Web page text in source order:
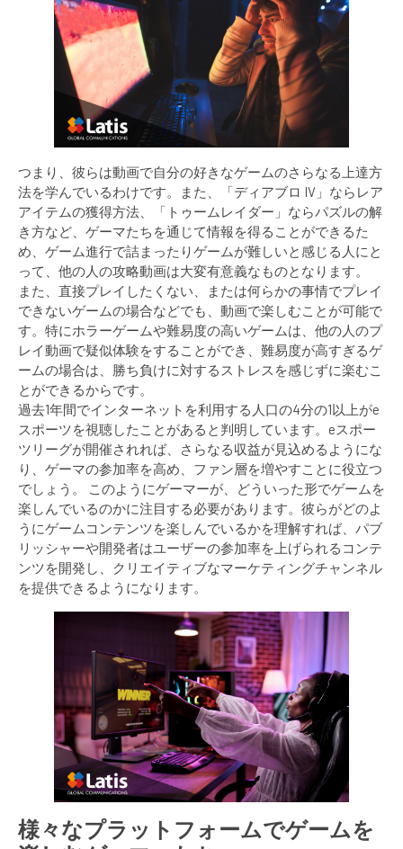
つまり、彼らは動画で自分の好きなゲームのさらなる上達方
法を学んでいるわけです。また、「ディアブロ IV」ならレア
アイテムの獲得方法、「トゥームレイダー」ならパズルの解
き方など、ゲーマたちを通じて情報を得ることができるた
め、ゲーム進行で詰まったりゲームが難しいと感じる人にと
って、他の人の攻略動画は大変有意義なものとなります。
また、直接プレイしたくない、または何らかの事情でプレイ
できないゲームの場合などでも、動画で楽しむことが可能で
す。特にホラーゲームや難易度の高いゲームは、他の人のプ
レイ動画で疑似体験をすることができ、難易度が高すぎるゲ
ームの場合は、勝ち負けに対するストレスを感じずに楽むこ
とができるからです。
過去1年間でインターネットを利用する人口の4分の1以上がe
スポーツを視聴したことがあると判明しています。eスポー
ツリーグが開催されれば、さらなる収益が見込めるようにな
り、ゲーマの参加率を高め、ファン層を増やすことに役立つ
でしょう。 このようにゲーマーが、どういった形でゲームを
楽しんでいるのかに注目する必要があります。彼らがどのよ
うにゲームコンテンツを楽しんでいるかを理解すれば、パブ
リッシャーや開発者はユーザーの参加率を上げられるコンテ
ンツを開発し、クリエイティブなマーケティングチャンネル
を提供できるようになります。
様々なプラットフォームでゲームを